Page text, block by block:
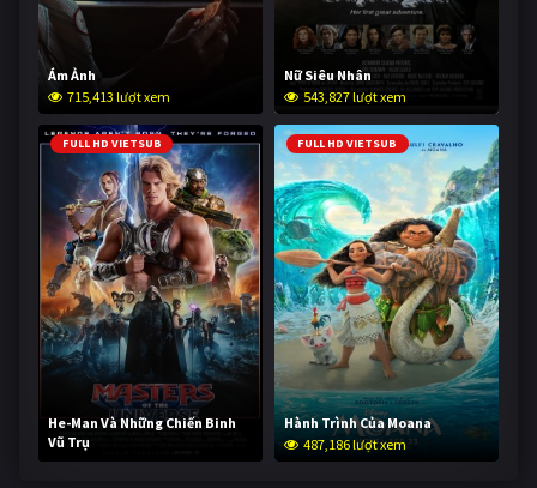
Ám Ảnh
715,413 lượt xem
Nữ Siêu Nhân
543,827 lượt xem
FULL HD VIETSUB
He-Man Và Những Chiến Binh
Vũ Trụ
235,715 lượt xem
FULL HD VIETSUB
Hành Trình Của Moana
487,186 lượt xem